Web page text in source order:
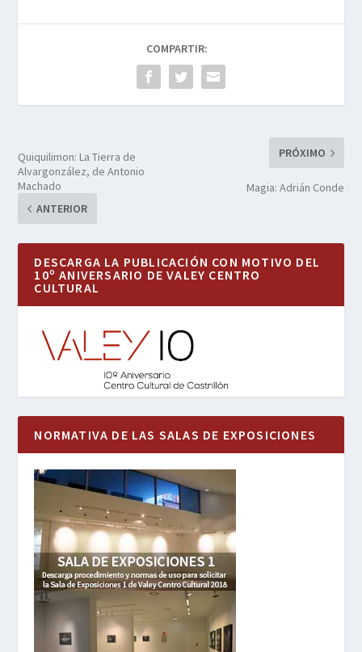
COMPARTIR:
Quiquilimon: La Tierra de
Alvargonzález, de Antonio
Machado
ANTERIOR
PRÓXIMO
Magia: Adrián Conde
DESCARGA LA PUBLICACIÓN CON MOTIVO DEL
10º ANIVERSARIO DE VALEY CENTRO
CULTURAL
NORMATIVA DE LAS SALAS DE EXPOSICIONES